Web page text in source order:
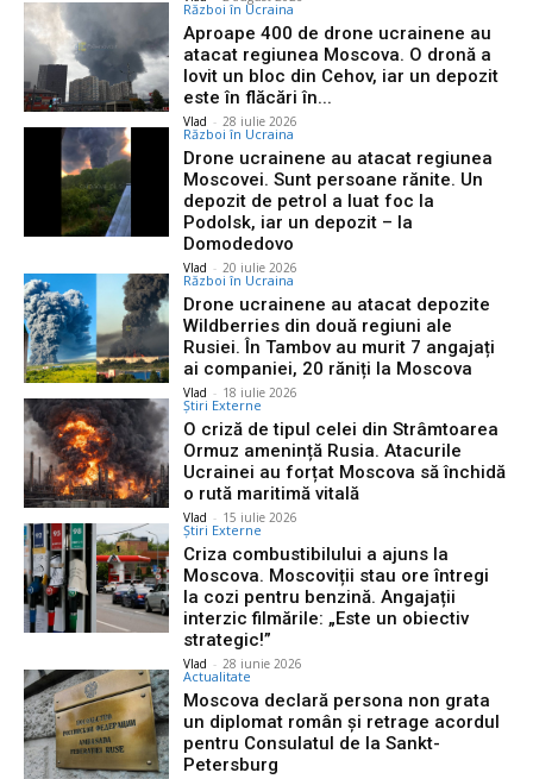
Război în Ucraina
Aproape 400 de drone ucrainene au
atacat regiunea Moscova. O dronă a
lovit un bloc din Cehov, iar un depozit
este în flăcări în...
Vlad - 28 iulie 2026
Război în Ucraina
Drone ucrainene au atacat regiunea
Moscovei. Sunt persoane rănite. Un
depozit de petrol a luat foc la
Podolsk, iar un depozit – la
Domodedovo
Vlad - 20 iulie 2026
Război în Ucraina
Drone ucrainene au atacat depozite
Wildberries din două regiuni ale
Rusiei. În Tambov au murit 7 angajați
ai companiei, 20 răniți la Moscova
Vlad - 18 iulie 2026
Știri Externe
O criză de tipul celei din Strâmtoarea
Ormuz amenință Rusia. Atacurile
Ucrainei au forțat Moscova să închidă
o rută maritimă vitală
Vlad - 15 iulie 2026
Știri Externe
Criza combustibilului a ajuns la
Moscova. Moscoviții stau ore întregi
la cozi pentru benzină. Angajații
interzic filmările: „Este un obiectiv
strategic!”
Vlad - 28 iunie 2026
Actualitate
Moscova declară persona non grata
un diplomat român și retrage acordul
pentru Consulatul de la Sankt-
Petersburg